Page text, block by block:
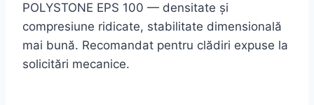
POLYSTONE EPS 100 — densitate și
compresiune ridicate, stabilitate dimensională
mai bună. Recomandat pentru clădiri expuse la
solicitări mecanice.